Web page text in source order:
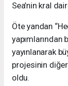
Sea’nin kral
Öte yandan
yapımlarından
yayınlanarak
projesinin
oldu.